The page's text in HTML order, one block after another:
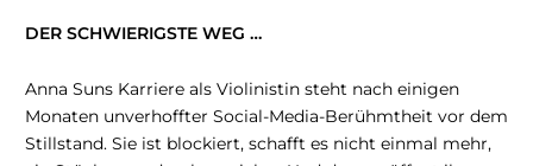
DER SCHWIERIGSTE WEG …
Anna Suns Karriere als Violinistin steht nach einigen
Monaten unverhoffter Social-Media-Berühmtheit vor dem
Stillstand. Sie ist blockiert, schafft es nicht einmal mehr,